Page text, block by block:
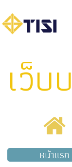
เว็บ
หน้าแรก